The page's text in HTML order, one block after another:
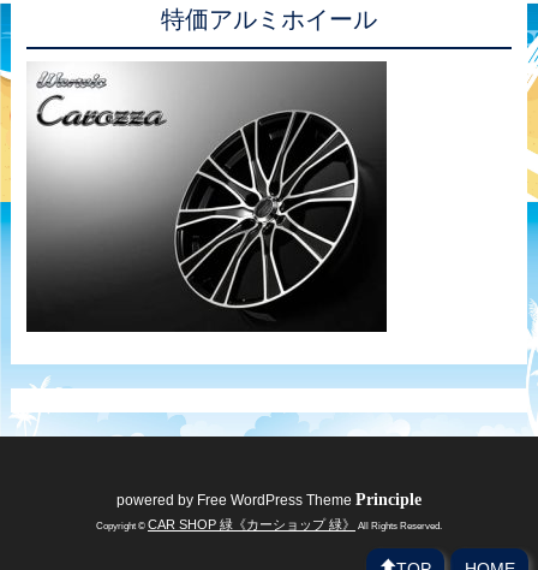
特価アルミホイール
powered by Free WordPress Theme Principle
Copyright © CAR SHOP 緑《カーショップ 緑》 All Rights Reserved.